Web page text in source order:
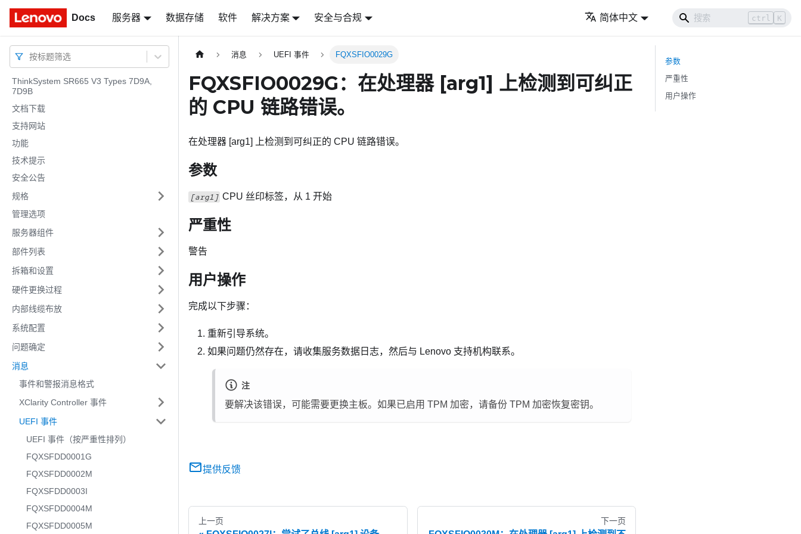
Docs 服务器 数据存储 软件 解决方案 安全与合规 简体中文 ctrl K
Docs
按标题筛选
ThinkSystem SR665 V3 Types 7D9A,
7D9B
文档下载
支持网站
功能
技术提示
安全公告
规格
管理选项
服务器组件
部件列表
拆箱和设置
硬件更换过程
内部线缆布放
系统配置
问题确定
消息
事件和警报消息格式
XClarity Controller 事件
UEFI 事件
UEFI 事件（按严重性排列）
FQXSFDD0001G
FQXSFDD0002M
FQXSFDD0003I
FQXSFDD0004M
FQXSFDD0005M
消息 UEFI 事件 FQXSFIO0029G
FQXSFIO0029G：在处理器 [arg1] 上检测到可纠正
的 CPU 链路错误。
在处理器 [arg1] 上检测到可纠正的 CPU 链路错误。
参数
[arg1] CPU 丝印标签，从 1 开始
严重性
警告
用户操作
完成以下步骤：
重新引导系统。
如果问题仍然存在，请收集服务数据日志，然后与 Lenovo 支持机构联系。
注
要解决该错误，可能需要更换主板。如果已启用 TPM 加密，请备份 TPM 加密恢复密钥。
提供反馈
上一页 下一页
参数
严重性
用户操作